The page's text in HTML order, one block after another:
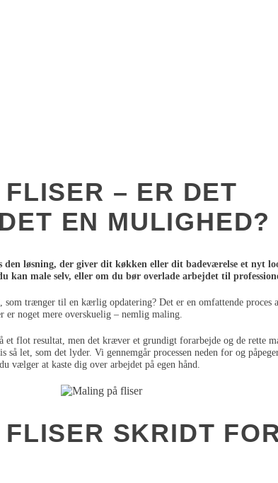
– ER DET
EN MULIGHED?
løsning, der giver dit køkken eller dit badeværelse et nyt
kan male selv, eller om du bør overlade arbejdet til
trænger til en kærlig opdatering? Det er en omfattende proces
er noget mere overskuelig – nemlig maling.
et flot resultat, men det kræver et grundigt forarbejde og de rette
så let, som det lyder. Vi gennemgår processen neden for og
vælger at kaste dig over arbejdet på egen hånd.
SKRIDT